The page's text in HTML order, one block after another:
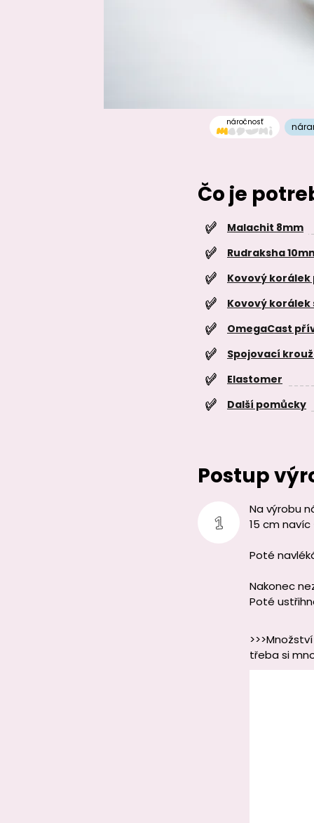
náročnosť
Čo je
Malachit 8mm
Rudraksha
Kovový korálek
Kovový korálek
OmegaCast
Spojovací
Elastomer
Další pomůcky
Postup
Na výrobu
15 cm
Poté
Nakonec
Poté
třeba si